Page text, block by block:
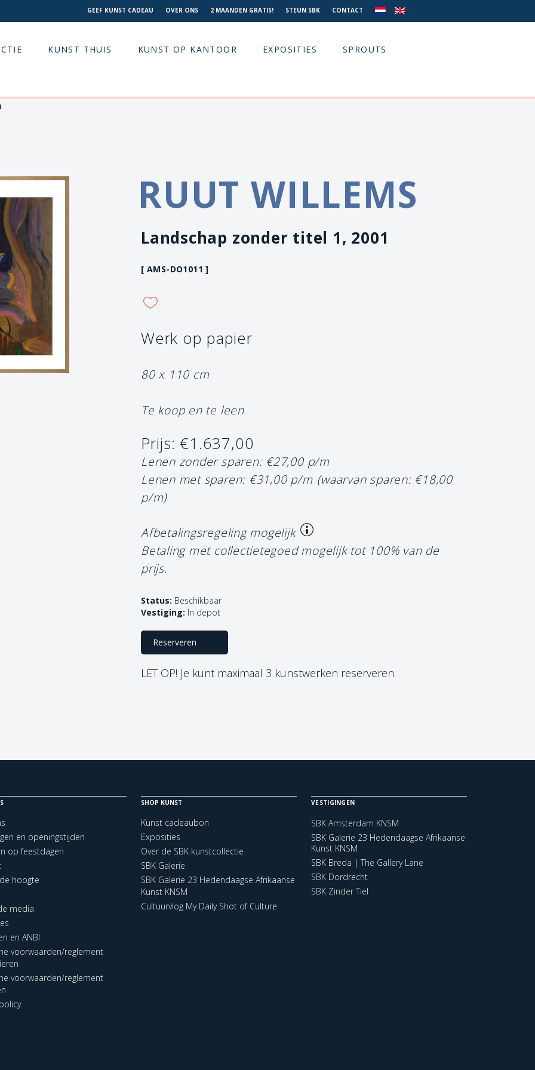
GEEF KUNST CADEAU OVER ONS 2 MAANDEN GRATIS! STEUN SBK CONTACT
KUNST THUIS KUNST OP KANTOOR EXPOSITIES SPROUTS
RUUT WILLEMS
Landschap zonder titel 1, 2001
[ AMS-DO1011 ]
Werk op papier
80 x 110 cm
Te koop en te leen
Prijs: €1.637,00
Lenen zonder sparen: €27,00 p/m
Lenen met sparen: €31,00 p/m (waarvan sparen: €18,00
p/m)
Afbetalingsregeling mogelijk
Betaling met collectietegoed mogelijk tot 100% van de
prijs.
Status: Beschikbaar
Vestiging: In depot
Reserveren
LET OP! Je kunt maximaal 3 kunstwerken reserveren.
en openingstijden
op feestdagen
hoogte
media
en ANBI
voorwaarden/reglement
voorwaarden/reglement
SHOP KUNST
Kunst cadeaubon
Exposities
Over de SBK kunstcollectie
SBK Galerie
SBK Galerie 23 Hedendaagse Afrikaanse
Kunst KNSM
Cultuurvlog My Daily Shot of Culture
VESTIGINGEN
SBK Amsterdam KNSM
SBK Galerie 23 Hedendaagse Afrikaanse
Kunst KNSM
SBK Breda | The Gallery Lane
SBK Dordrecht
SBK Zinder Tiel